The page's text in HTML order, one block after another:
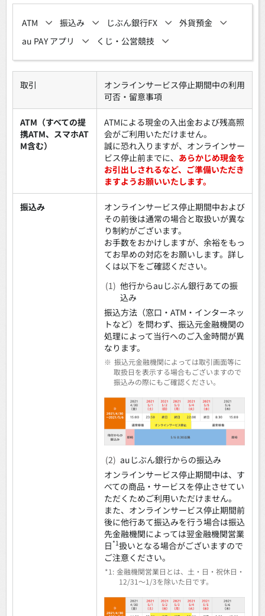
ATM 振込み じぶん銀行FX
外貨預金
au PAY アプリ
くじ・公営競技
取引
オンラインサービス停止期間中の利用
可否・留意事項
ATM（すべての提
携ATM、スマホAT
M含む）
ATMによる現金の入出金および残高照
会がご利用いただけません。
誠に恐れ入りますが、オンラインサー
ビス停止前までに、 あらかじめ現金を
お引出しされるなど、ご準備いただき
ますようお願いいたします。
振込み
オンラインサービス停止期間中および
その前後は通常の場合と取扱いが異な
り制約がございます。
お手数をおかけしますが、余裕をもっ
てお早めの対応をお願いします。詳し
くは以下をご確認ください。
(1) 他行からauじぶん銀行あての振
込み
振込方法（窓口・ATM・インターネッ
トなど）を問わず、振込元金融機関の
処理によって当行へのご入金時間が異
なります。
※ 振込元金融機関によっては取引画面等に
取扱日を表示する場合もございますので
振込みの際にもご確認ください。
(2) auじぶん銀行からの振込み
オンラインサービス停止期間中は、す
べての商品・サービスを停止させてい
ただくためご利用いただけません。
また、オンラインサービス停止期間前
後に他行あて振込みを行う場合は振込
先金融機関によっては翌金融機関営業
日 *1扱いとなる場合がございますので
ご注意ください。
*1: 金融機関営業日とは、土・日・祝休日・
12/31～1/3を除いた日です。